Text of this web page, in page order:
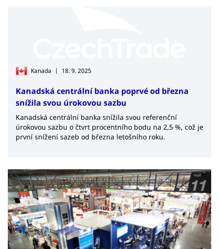
Kanada | 18. 9. 2025
Kanadská centrální banka poprvé od března
snížila svou úrokovou sazbu
Kanadská centrální banka snížila svou referenční
úrokovou sazbu o čtvrt procentního bodu na 2,5 %, což je
první snížení sazeb od března letošního roku.